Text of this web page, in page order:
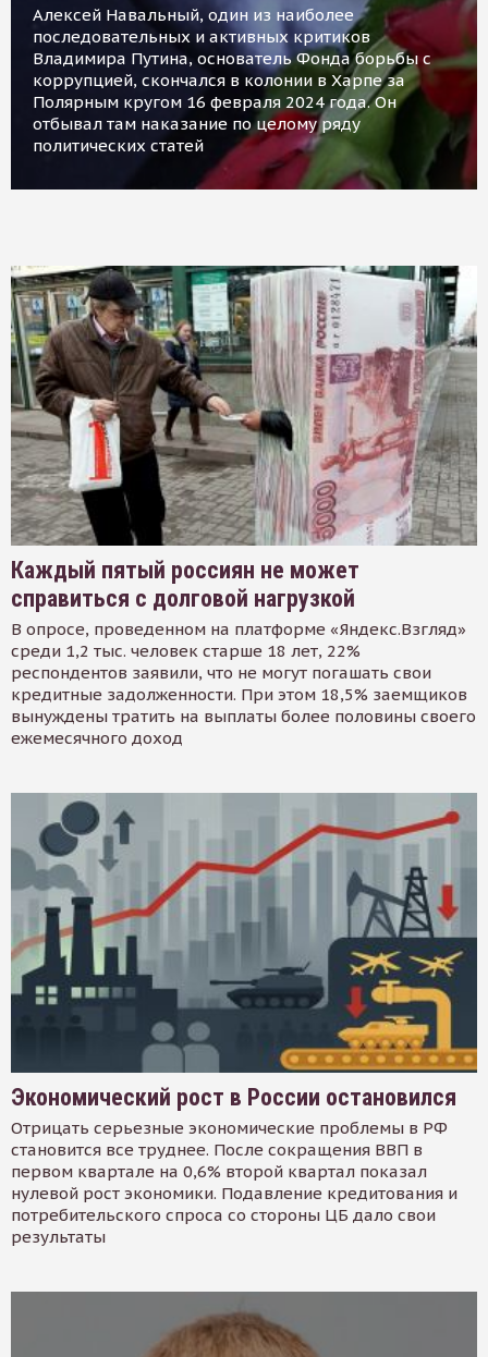
Алексей Навальный, один из наиболее
последовательных и активных критиков
Владимира Путина, основатель Фонда борьбы с
коррупцией, скончался в колонии в Харпе за
Полярным кругом 16 февраля 2024 года. Он
отбывал там наказание по целому ряду
политических статей
Каждый пятый россиян не может
справиться с долговой нагрузкой
В опросе, проведенном на платформе «Яндекс.Взгляд»
среди 1,2 тыс. человек старше 18 лет, 22%
респондентов заявили, что не могут погашать свои
кредитные задолженности. При этом 18,5% заемщиков
вынуждены тратить на выплаты более половины своего
ежемесячного доход
Экономический рост в России остановился
Отрицать серьезные экономические проблемы в РФ
становится все труднее. После сокращения ВВП в
первом квартале на 0,6% второй квартал показал
нулевой рост экономики. Подавление кредитования и
потребительского спроса со стороны ЦБ дало свои
результаты